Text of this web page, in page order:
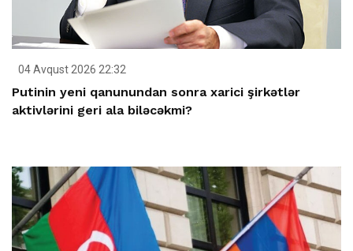
04 Avqust 2026 22:32
Putinin yeni qanunundan sonra xarici şirkətlər
aktivlərini geri ala biləcəkmi?